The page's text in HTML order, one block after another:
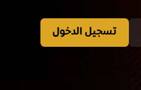
تسجيل الدخول